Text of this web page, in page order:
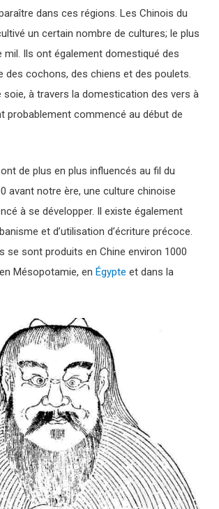
dans ces régions. Les Chinois du
un certain nombre de cultures; le plus
mil. Ils ont également domestiqué des
des cochons, des chiens et des poulets.
soie, à travers la domestication des vers à
probablement commencé au début de
de plus en plus influencés au fil du
avant notre ère, une culture chinoise
à se développer. Il existe également
et d’utilisation d’écriture précoce.
se sont produits en Chine environ 1000
Mésopotamie, en Égypte et dans la